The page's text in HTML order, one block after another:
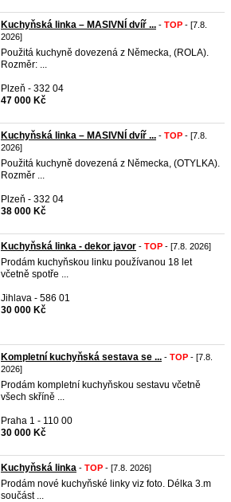
Kuchyňská linka – MASIVNÍ dvíř ... - TOP - [7.8.
2026]
Použitá kuchyně dovezená z Německa, (ROLA).
Rozměr: ...
Plzeň - 332 04
47 000 Kč
Kuchyňská linka – MASIVNÍ dvíř ... - TOP - [7.8.
2026]
Použitá kuchyně dovezená z Německa, (OTYLKA).
Rozměr ...
Plzeň - 332 04
38 000 Kč
Kuchyňská linka - dekor javor - TOP - [7.8. 2026]
Prodám kuchyňskou linku používanou 18 let
včetně spotře ...
Jihlava - 586 01
30 000 Kč
Kompletní kuchyňská sestava se ... - TOP - [7.8.
2026]
Prodám kompletní kuchyňskou sestavu včetně
všech skříně ...
Praha 1 - 110 00
30 000 Kč
Kuchyňská linka - TOP - [7.8. 2026]
Prodám nové kuchyňské linky viz foto. Délka 3.m
součást ...